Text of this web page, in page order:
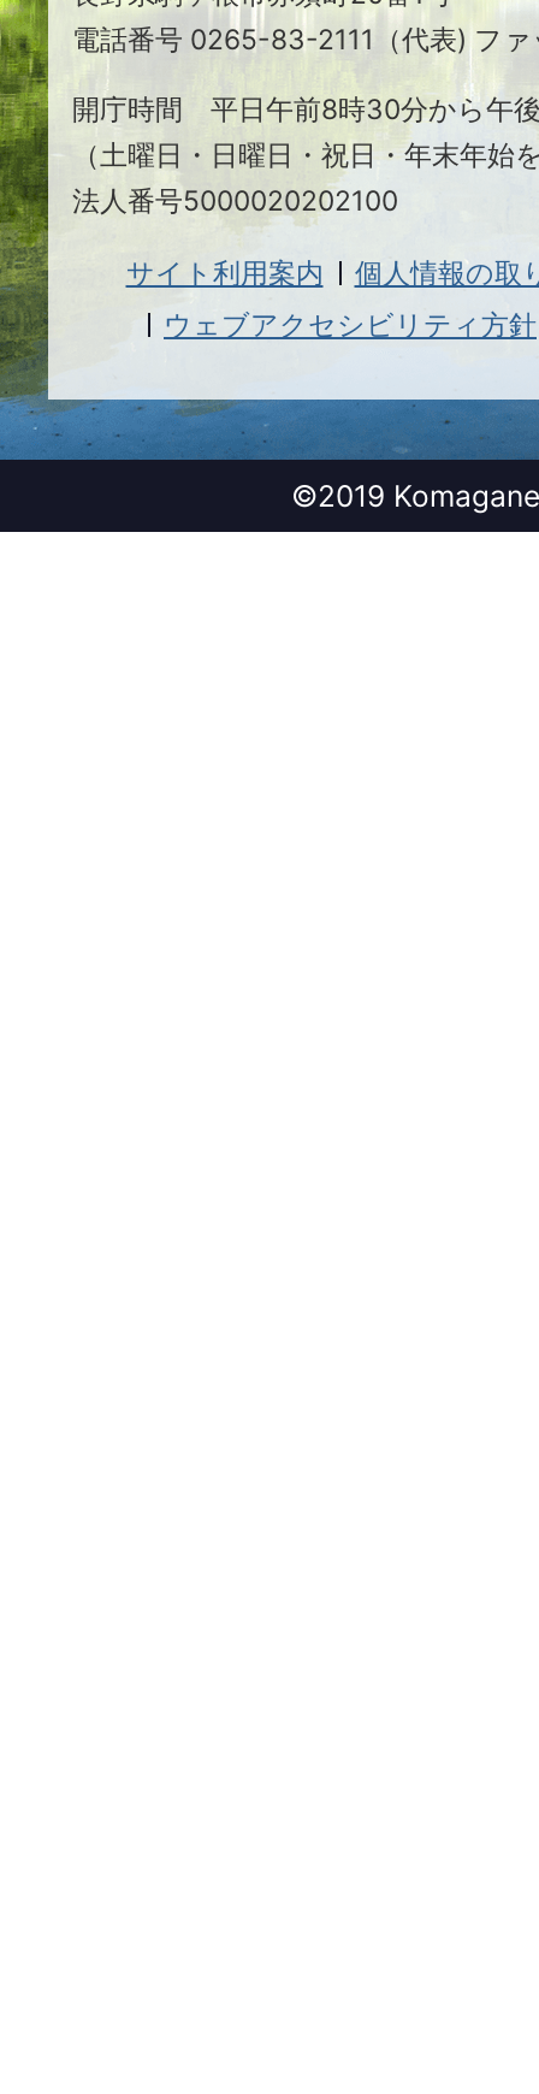
根
市
電話番号 0265-83-2111（代表) フ
開庁時間 平日午前8時30分から午
（土曜日・日曜日・祝日・年末年始
法人番号5000020202100
サイト利用案内
個人情報の取
ウェブアクセシビリティ方針
©2019